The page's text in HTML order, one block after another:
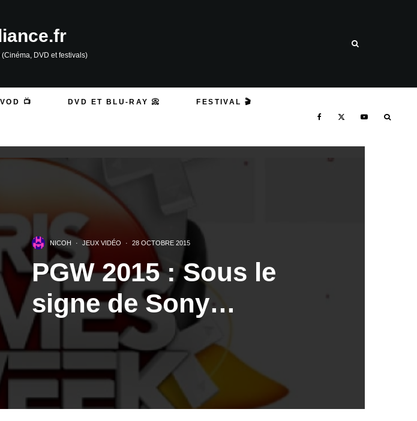
DVD et festivals)
VOD 📺 DVD ET BLU-RAY 📀 FESTIVAL 🎬
NICOH · JEUX VIDÉO · 28 OCTOBRE 2015
PGW 2015 : Sous le
signe de Sony…